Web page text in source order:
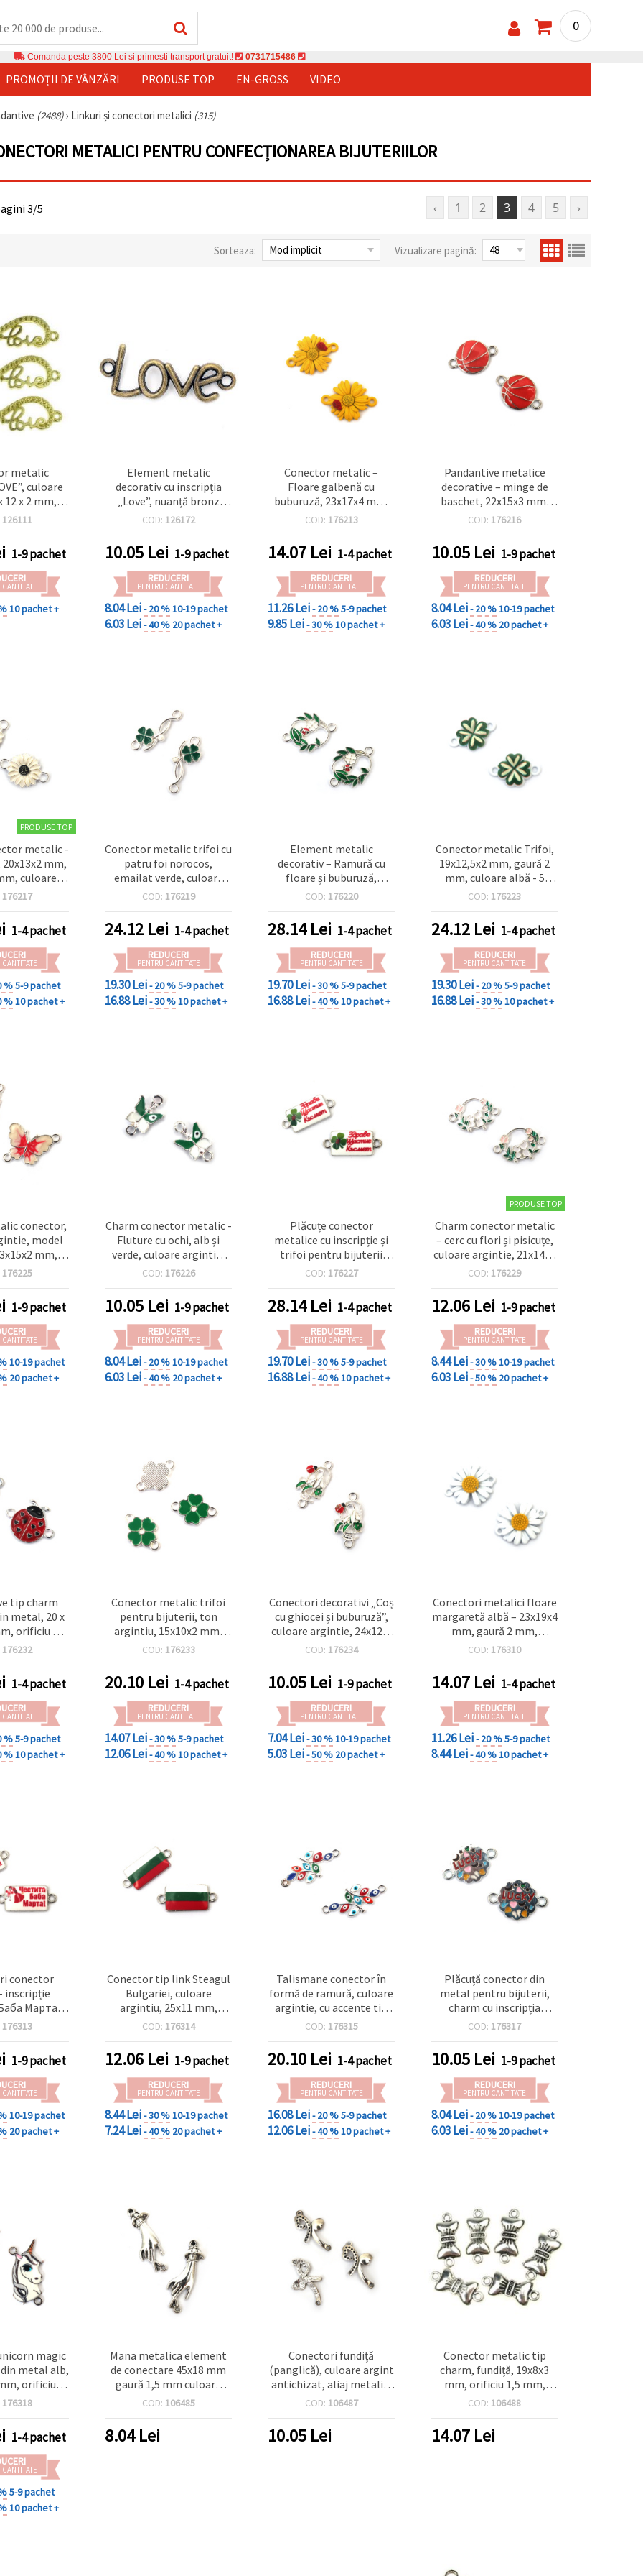
0
Comanda peste 3800 Lei si primesti transport gratuit! 0731715486
PROMOȚII DE VÂNZĂRI PRODUSE TOP EN-GROSS VIDEO
(2488)› Linkuri și conectori metalici (315)
METALICI PENTRU CONFECȚIONAREA BIJUTERIILOR
‹ 1 2 3 4 5 ›
3/5
Sorteaza: Vizualizare pagină:
metalic
culoare
12 x 2 mm,
pachet de
bijuterii
126111
1-9 pachet
CANTITATE
10 pachet +
Element metalic
decorativ cu inscripția
„Love”, nuanță bronz
antic, 16x40x2 mm,
pentru bijuterii, hobby și
proiecte handmade/craft
COD: 126172
10.05 Lei 1-9 pachet
REDUCERI
PENTRU CANTITATE
8.04 Lei- 20 %10-19 pachet
6.03 Lei- 40 % 20 pachet +
Conector metalic –
Floare galbenă cu
buburuză, 23x17x4 mm,
gaură 2 mm, charm
bijuterii handmade
COD: 176213
14.07 Lei 1-4 pachet
REDUCERI
PENTRU CANTITATE
11.26 Lei- 20 %5-9 pachet
9.85 Lei- 30 %10 pachet +
Pandantive metalice
decorative – minge de
baschet, 22x15x3 mm,
culoare argintiu, pachet
bijuterii și hobby creativ
COD: 176216
10.05Lei 1-9 pachet
REDUCERI
PENTRU CANTITATE
8.04 Lei- 20 %10-19 pachet
6.03 Lei- 40 % 20 pachet +
PRODUSE TOP
metalic -
mm,
culoare
- 5 buc.
176217
1-4 pachet
CANTITATE
%5-9 pachet
%10 pachet +
Conector metalic trifoi cu
patru foi norocos,
emailat verde, culoare
argintie, 23x9x2 mm,
set 5 bucăți
COD: 176219
24.12 Lei 1-4 pachet
REDUCERI
PENTRU CANTITATE
19.30 Lei- 20 %5-9 pachet
16.88 Lei- 30 %10 pachet +
Element metalic
decorativ – Ramură cu
floare și buburuză,
22x16x2 mm, orificiu: 2
buc.
COD: 176220
28.14Lei 1-4 pachet
REDUCERI
PENTRU CANTITATE
19.70 Lei- 30 %5-9 pachet
16.88 Lei- 40 %10 pachet +
Conector metalic Trifoi,
19x12,5x2 mm, gaură 2
mm, culoare albă - 5
bucăți, accesorii bijuterii
COD: 176223
24.12Lei 1-4 pachet
REDUCERI
PENTRU CANTITATE
19.30 Lei- 20 %5-9 pachet
16.88 Lei- 30 %10 pachet +
conector,
model
mm,
– set 2
176225
1-9 pachet
CANTITATE
10-19 pachet
20 pachet +
Charm conector metalic -
Fluture cu ochi, alb și
verde, culoare argintie,
17x10x3 mm, gaură 1,5
bijuterii handmade
COD: 176226
10.05 Lei 1-9 pachet
REDUCERI
PENTRU CANTITATE
8.04 Lei- 20 %10-19 pachet
6.03 Lei- 40 % 20 pachet +
Plăcuțe conector
metalice cu inscripție și
trifoi pentru bijuterii
handmade – 25x11 mm,
argintie, set 5 bucăți
COD: 176227
28.14Lei 1-4 pachet
REDUCERI
PENTRU CANTITATE
19.70 Lei- 30 %5-9 pachet
16.88 Lei- 40 %10 pachet +
PRODUSE TOP
Charm conector metalic
– cerc cu flori și pisicuțe,
culoare argintie, 21x14x2
mm, orificiu: 2 mm – 2
COD: 176229
12.06Lei 1-9 pachet
REDUCERI
PENTRU CANTITATE
8.44 Lei- 30 %10-19 pachet
6.03 Lei- 50 % 20 pachet +
tip charm
metal, 20 x
orificiu 2
argintie, set
176232
1-4 pachet
CANTITATE
%5-9 pachet
%10 pachet +
Conector metalic trifoi
pentru bijuterii, ton
argintiu, 15x10x2 mm,
orificiu: 1.5 mm – 5 buc.
COD: 176233
20.10 Lei 1-4 pachet
REDUCERI
PENTRU CANTITATE
14.07 Lei- 30 %5-9 pachet
12.06 Lei- 40 %10 pachet +
Conectori decorativi „Coș
cu ghiocei și buburuză”,
culoare argintie, 24x12,5
mm, orificiu 2 mm – 2
inspirate de natură
COD: 176234
10.05 Lei 1-9 pachet
REDUCERI
PENTRU CANTITATE
7.04 Lei- 30 %10-19 pachet
5.03 Lei- 50 % 20 pachet +
Conectori metalici floare
margaretă albă – 23x19x4
mm, gaură 2 mm,
elemente de legătură
handmade (brățări,
coliere și cercei), set 2
buc.
COD: 176310
14.07Lei 1-4 pachet
REDUCERI
PENTRU CANTITATE
11.26 Lei- 20 %5-9 pachet
8.44 Lei- 40 %10 pachet +
conector
inscripție
Марта”,
25x11
mărțișor și
DIY
176313
1-9 pachet
CANTITATE
10-19 pachet
20 pachet +
Conector tip link Steagul
Bulgariei, culoare
argintiu, 25x11 mm,
orificiu 2 mm, set de 2,
decorațiuni
COD: 176314
12.06 Lei 1-9 pachet
REDUCERI
PENTRU CANTITATE
8.44 Lei- 30 %10-19 pachet
7.24 Lei- 40 % 20 pachet +
Talismane conector în
formă de ramură, culoare
argintie, cu accente tip
ochi colorate (asortate),
mm – 2 buc., pentru
bijuterii DIY și hobby craft
COD: 176315
20.10 Lei 1-4 pachet
REDUCERI
PENTRU CANTITATE
16.08 Lei- 20 %5-9 pachet
12.06 Lei- 40 %10 pachet +
Plăcuță conector din
metal pentru bijuterii,
charm cu inscripția
„Lucky”, culoare argintie,
– 2 bucăți
COD: 176317
10.05Lei 1-9 pachet
REDUCERI
PENTRU CANTITATE
8.04 Lei- 20 %10-19 pachet
6.03 Lei- 40 % 20 pachet +
magic
metal alb,
orificiu 2
pentru
176318
1-4 pachet
CANTITATE
5-9 pachet
10 pachet +
Mana metalica element
de conectare 45x18 mm
gaură 1,5 mm culoare
argint -2 riduri
COD: 106485
8.04Lei
Conectori fundiță
(panglică), culoare argint
antichizat, aliaj metalic,
32x17x2 mm, orificiu 1,5
bijuterii handmade/DIY,
pachet 5 buc.
COD: 106487
10.05 Lei
Conector metalic tip
charm, fundiță, 19x8x3
mm, orificiu 1,5 mm,
culoare argintie – 10
COD: 106488
14.07Lei